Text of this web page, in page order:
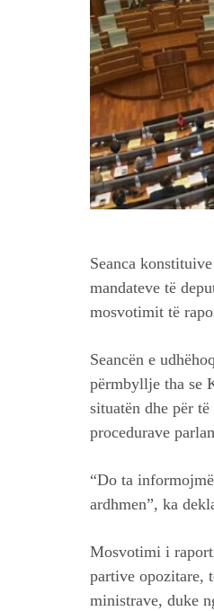
Seanca
mandateve të
mosvotimit të
Seancën e
përmbyllje tha se
situatën dhe për
procedurave
“Do ta
ardhmen”, ka
Mosvotimi i
partive opozitare,
ministrave, duke